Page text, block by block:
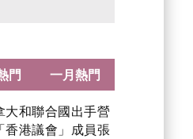
大和聯合國出手營
港議會」成員張
門 一月熱門